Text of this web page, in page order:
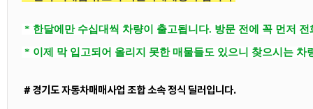
* 한달에만 수십대씩 차량이 출고됩니다. 방문 전에 꼭 먼저 전
* 이제 막 입고되어 올리지 못한 매물들도 있으니 찾으시는 차
＃경기도 자동차매매사업 조합 소속 정식 딜러입니다.